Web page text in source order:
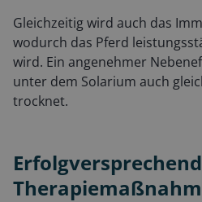
Gleichzeitig wird auch das
wodurch das Pferd
wird. Ein angenehmer
unter dem Solarium auch
trocknet.